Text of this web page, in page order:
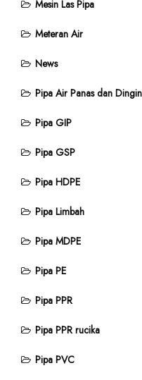
Mesin Las Pipa
Meteran Air
News
Pipa Air Panas dan Dingin
Pipa GIP
Pipa GSP
Pipa HDPE
Pipa Limbah
Pipa MDPE
Pipa PE
Pipa PPR
Pipa PPR rucika
Pipa PVC